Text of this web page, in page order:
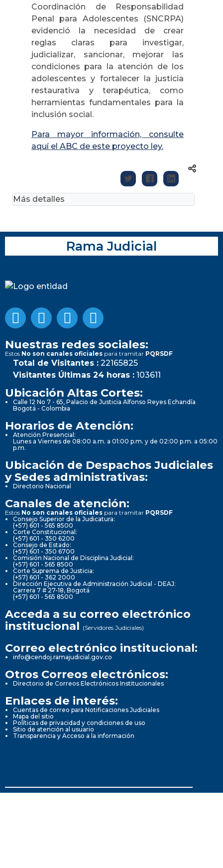
Coordinación de Responsabilidad
Penal para Adolescentes (SNCRPA)
evidenció la necesidad de crear
reglas claras para investigar,
judicializar, sancionar, mejorar las
condiciones para la atención de los
adolescentes y fortalecer la justicia
restaurativa y terapéutica, como
herramientas fundamentales para la
inclusión social.
Para mayor información, consulte
aquí el ABC de este proyecto ley.
Más detalles
Rama Judicial
Nuestras redes sociales:
Estos No son canales oficiales para tramitar PQRSDF
Total de Visitantes : 22165825
Visitantes Últimas 24 horas : 103611
Ubicación Altas Cortes:
Calle 12 No 7 - 65, Palacio de Justicia Alfonso Reyes Echandía
Bogotá - Colombia
Horarios de Atención:
Atención Presencial:
Lunes a Viernes de 08:00 a.m. a 01:00 p.m. y de 02:00 p.m. a 05:00
p.m.
Ubicación de Despachos Judiciales
y Sedes administrativas:
Directorio Nacional
Canales de atención:
Estos No son canales oficiales para tramitar PQRSDF
Consejo Superior de la Judicatura:
(+57) 601 - 565 8500
Corte Constitucional:
(+57) 601 - 350 6200
Consejo de Estado:
(+57) 601 - 350 6700
Comisión Nacional de Disciplina Judicial:
(+57) 601 - 565 8500
Corte Suprema de Justicia:
(+57) 601 - 362 2000
Dirección Ejecutiva de Administración Judicial - DEAJ:
Carrera 7 # 27-18, Bogotá
(+57) 601 - 565 8500
Acceda a su correo electrónico
institucional (Servidores Judiciales)
Correo electrónico institucional:
info@cendoj.ramajudicial.gov.co
Otros Correos electrónicos:
Directorio de Correos Electrónicos Institucionales
Enlaces de interés:
Cuentas de correo para Notificaciones Judiciales
Mapa del sitio
Políticas de privacidad y condiciones de uso
Sitio de atención al usuario
Transparencia y Acceso a la información